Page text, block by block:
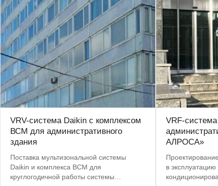
VRV-система Daikin с комплексом
ВСМ для административного
здания
Поставка мультизональной системы
Daikin и комплекса ВСМ для
круглогодичной работы системы
VRF-
АЛРОСА»
в